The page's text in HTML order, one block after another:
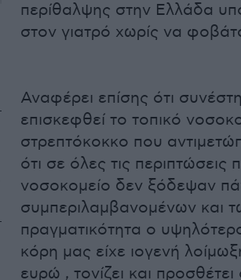
περίθαλψης στην Ελλάδα
στον γιατρό χωρίς να
Αναφέρει επίσης ότι
επισκεφθεί το τοπικό
στρεπτόκοκκο που
ότι σε όλες τις
νοσοκομείο δεν ξόδεψαν
συμπεριλαμβανομένων και
πραγματικότητα ο
κόρη μας είχε ιογενή
ευρώ , τονίζει και